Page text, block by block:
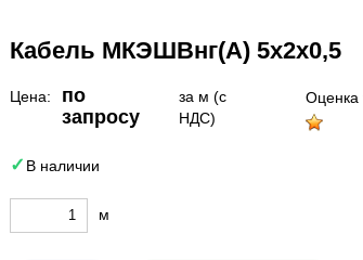
Кабель МКЭШВнг(А) 5х2х0,5
Цена:
по
запросу
за м (с
НДС)
Оценка
В наличии
м